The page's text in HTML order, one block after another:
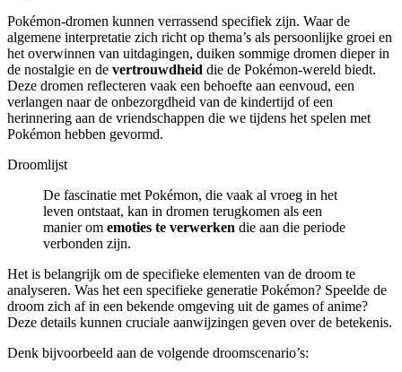
Pokémon-dromen kunnen verrassend specifiek zijn. Waar de
algemene interpretatie zich richt op thema’s als persoonlijke groei en
het overwinnen van uitdagingen, duiken sommige dromen dieper in
de nostalgie en de vertrouwdheid die de Pokémon-wereld biedt.
Deze dromen reflecteren vaak een behoefte aan eenvoud, een
verlangen naar de onbezorgdheid van de kindertijd of een
herinnering aan de vriendschappen die we tijdens het spelen met
Pokémon hebben gevormd.
Droomlijst
De fascinatie met Pokémon, die vaak al vroeg in het
leven ontstaat, kan in dromen terugkomen als een
manier om emoties te verwerken die aan die periode
verbonden zijn.
Het is belangrijk om de specifieke elementen van de droom te
analyseren. Was het een specifieke generatie Pokémon? Speelde de
droom zich af in een bekende omgeving uit de games of anime?
Deze details kunnen cruciale aanwijzingen geven over de betekenis.
Denk bijvoorbeeld aan de volgende droomscenario’s: